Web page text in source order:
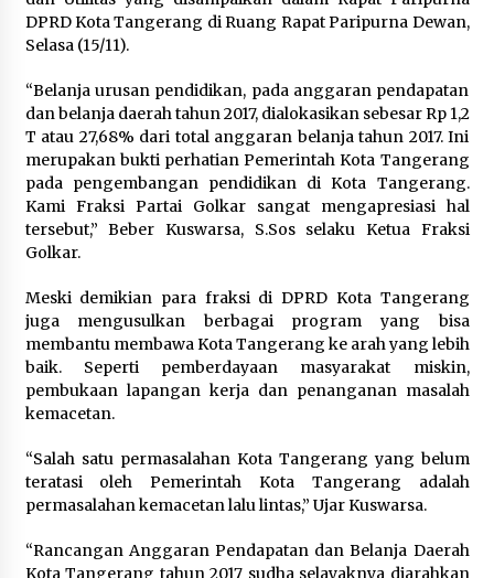
Dorong Angka Partisipasi Sekolah
Terus Meningkat
KKM Universitas Bina Bangsa
Kelompok 83 Laksanakan
Pendampingan Pembuatan Spanduk
Sebagai Upaya Memperkuat
Pemasaran UMKM di Desa Cempaka
Jaga Kebugaran Petugas, Lapas
Kelas I Tangerang Gelar Cek
Kesehatan Gratis dan Skrining TB
Lanjutan
Kemenkum Malut Dorong
Perlindungan Hak Cipta Musik di Era
Digital, Sosialisasikan Pencatatan
Gratis dan Penguatan Royalti
6 Agustus 2026
DPRD Kota Tangerang di Ruang Rapat Paripurna Dewan,
Selasa (15/11).
“Belanja urusan pendidikan, pada anggaran pendapatan
dan belanja daerah tahun 2017, dialokasikan sebesar Rp 1,2
T atau 27,68% dari total anggaran belanja tahun 2017. Ini
merupakan bukti perhatian Pemerintah Kota Tangerang
pada pengembangan pendidikan di Kota Tangerang.
Kami Fraksi Partai Golkar sangat mengapresiasi hal
tersebut,” Beber Kuswarsa, S.Sos selaku Ketua Fraksi
Golkar.
Meski demikian para fraksi di DPRD Kota Tangerang
juga mengusulkan berbagai program yang bisa
membantu membawa Kota Tangerang ke arah yang lebih
baik. Seperti pemberdayaan masyarakat miskin,
pembukaan lapangan kerja dan penanganan masalah
kemacetan.
“Salah satu permasalahan Kota Tangerang yang belum
teratasi oleh Pemerintah Kota Tangerang adalah
permasalahan kemacetan lalu lintas,” Ujar Kuswarsa.
“Rancangan Anggaran Pendapatan dan Belanja Daerah
Kota Tangerang tahun 2017 sudha selayaknya diarahkan